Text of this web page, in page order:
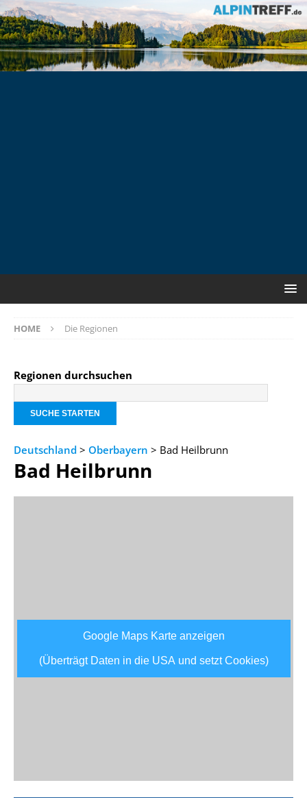
HOME Die Regionen
Regionen durchsuchen
Deutschland > Oberbayern > Bad Heilbrunn
Bad Heilbrunn
Google Maps Karte anzeigen
(Überträgt Daten in die USA und setzt Cookies)